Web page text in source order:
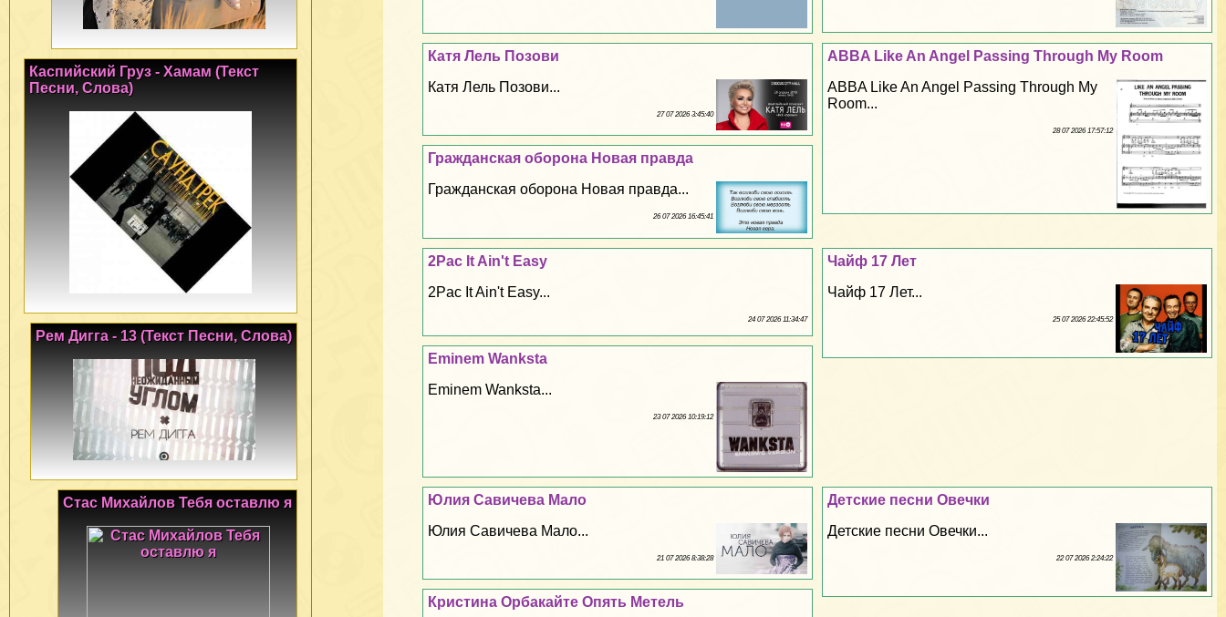
ABBA Like An Angel Passing Through My Room
ABBA Like An Angel Passing Through My
Room...
28 07 2026 17:57:12
Катя Лель Позови
Катя Лель Позови...
27 07 2026 3:45:40
Гражданская оборона Новая правда
Гражданская оборона Новая правда...
26 07 2026 16:45:41
Чайф 17 Лет
Чайф 17 Лет...
25 07 2026 22:45:52
2Pac It Ain't Easy
2Pac It Ain't Easy...
24 07 2026 11:34:47
Eminem Wanksta
Eminem Wanksta...
23 07 2026 10:19:12
Детские песни Овечки
Детские песни Овечки...
22 07 2026 2:24:22
Юлия Савичева Мало
Юлия Савичева Мало...
21 07 2026 8:38:28
Кристина Орбакайте Опять Метель
Каспийский Груз - Хамам (Текст
Песни, Слова)
Рем Дигга - 13 (Текст Песни, Слова)
Стас Михайлов Тебя оставлю я